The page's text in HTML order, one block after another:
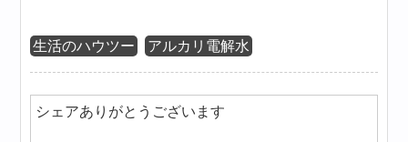
生活のハウツー アルカリ電解水
シェアありがとうございます